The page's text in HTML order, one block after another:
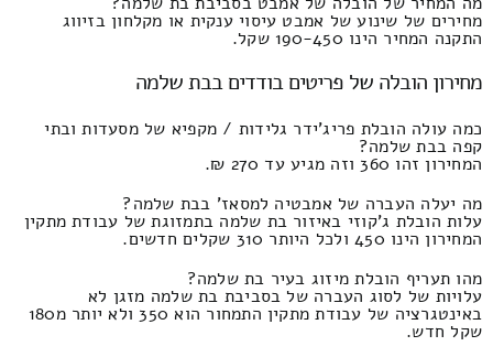
מחירים של שינוע של אמבט עיסוי ענקית או מקלחון בזיווג
התקנה המחיר הינו 190-450 שקל.
מחירון הובלה של פריטים בודדים בבת שלמה
כמה עולה הובלת פריג'ידר גלידות / מקפיא של מסעדות ובתי
קפה בבת שלמה?
המחירון זהו 360 וזה מגיע עד 270 ₪.
מה יעלה העברה של אמבטיה למסאז' בבת שלמה?
עלות הובלת ג'קוזי באיזור בת שלמה בתמזוגת של עבודת מתקין
המחירון הינו 450 ולכל היותר 310 שקלים חדשים.
מהו תעריף הובלת מיזוג בעיר בת שלמה?
עלויות של לסוג העברה של בסביבת בת שלמה מזגן לא
באינטגרציה של עבודת מתקין התמחור הוא 350 ולא יותר מ180
שקל חדש.